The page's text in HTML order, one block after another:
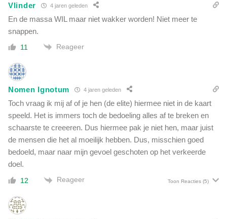
Vlinder 4 jaren geleden
En de massa WIL maar niet wakker worden! Niet meer te
snappen.
11 Reageer
Nomen Ignotum 4 jaren geleden
Toch vraag ik mij af of je hen (de elite) hiermee niet in de kaart
speeld. Het is immers toch de bedoeling alles af te breken en
schaarste te creeeren. Dus hiermee pak je niet hen, maar juist
de mensen die het al moeilijk hebben. Dus, misschien goed
bedoeld, maar naar mijn gevoel geschoten op het verkeerde
doel.
12 Reageer Toon Reacties (5)